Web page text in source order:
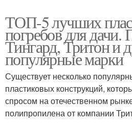
ТОП-5 лучших
погребов для дачи.
Тингард, Тритон и
популярные марки
Существует несколько
пластиковых конструкций,
спросом на отечественном
полипропилена от компании